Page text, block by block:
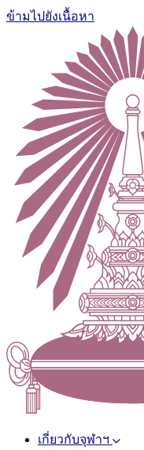
ข้ามไปยังเนื้อหา
เกี่ยวกับจุฬาฯ